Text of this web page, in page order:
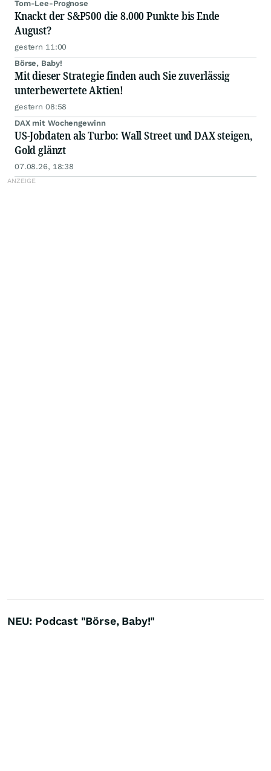
Tom-Lee-Prognose
Knackt der S&P500 die 8.000 Punkte bis Ende
August?
gestern 11:00
Börse, Baby!
Mit dieser Strategie finden auch Sie zuverlässig
unterbewertete Aktien!
gestern 08:58
DAX mit Wochengewinn
US-Jobdaten als Turbo: Wall Street und DAX steigen,
Gold glänzt
07.08.26, 18:38
NEU: Podcast "Börse, Baby!"